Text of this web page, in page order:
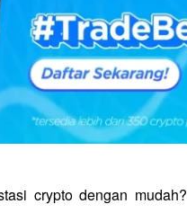
crypto dengan